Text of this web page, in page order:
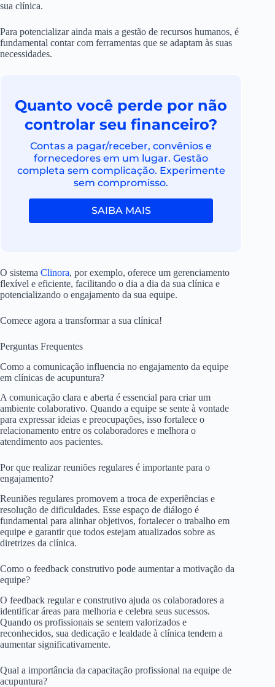
sua clínica.
Para potencializar ainda mais a gestão de recursos humanos, é
fundamental contar com ferramentas que se adaptam às suas
necessidades.
Quanto você perde por não
controlar seu financeiro?
Contas a pagar/receber, convênios e
fornecedores em um lugar. Gestão
completa sem complicação. Experimente
sem compromisso.
SAIBA MAIS
O sistema Clinora, por exemplo, oferece um gerenciamento
flexível e eficiente, facilitando o dia a dia da sua clínica e
potencializando o engajamento da sua equipe.
Comece agora a transformar a sua clínica!
Perguntas Frequentes
Como a comunicação influencia no engajamento da equipe
em clínicas de acupuntura?
A comunicação clara e aberta é essencial para criar um
ambiente colaborativo. Quando a equipe se sente à vontade
para expressar ideias e preocupações, isso fortalece o
relacionamento entre os colaboradores e melhora o
atendimento aos pacientes.
Por que realizar reuniões regulares é importante para o
engajamento?
Reuniões regulares promovem a troca de experiências e
resolução de dificuldades. Esse espaço de diálogo é
fundamental para alinhar objetivos, fortalecer o trabalho em
equipe e garantir que todos estejam atualizados sobre as
diretrizes da clínica.
Como o feedback construtivo pode aumentar a motivação da
equipe?
O feedback regular e construtivo ajuda os colaboradores a
identificar áreas para melhoria e celebra seus sucessos.
Quando os profissionais se sentem valorizados e
reconhecidos, sua dedicação e lealdade à clínica tendem a
aumentar significativamente.
Qual a importância da capacitação profissional na equipe de
acupuntura?